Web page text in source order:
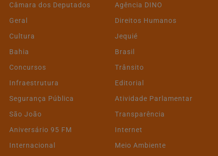
Câmara dos Deputados
Agência DINO
Geral
Direitos Humanos
Cultura
Jequié
Bahia
Brasil
Concursos
Trânsito
Infraestrutura
Editorial
Segurança Pública
Atividade Parlamentar
São João
Transparência
Aniversário 95 FM
Internet
Internacional
Meio Ambiente